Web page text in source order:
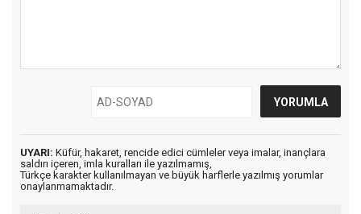
UYARI: Küfür, hakaret, rencide edici cümleler veya imalar, inançlara
saldırı içeren, imla kuralları ile yazılmamış,
Türkçe karakter kullanılmayan ve büyük harflerle yazılmış yorumlar
onaylanmamaktadır.